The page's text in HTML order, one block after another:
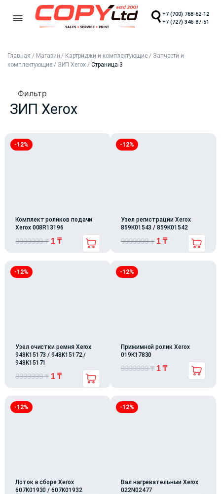
+7 (700) 768-62-12
+7 (727) 346-87-51
Главная / Магазин / Картриджи и комплектующие/ Запчасти и
комплектующие/ ЗИП Xerox /Страница 3
Фильтр
ЗИП Xerox
-12%
Комплект роликов подачи
Xerox 008R13196
9999999₸ 1 ₸
-12%
Узел регистрации Xerox
859K01543 / 859K01542
9999999₸ 1 ₸
-12%
Узел очистки ремня Xerox
948K15173 / 948K15172 /
948K15171
9999999₸ 1 ₸
-12%
Прижимной ролик Xerox
019K17830
9999999₸ 1 ₸
-12%
Лоток в сборе Xerox
607K01930 / 607K01932
-12%
Вал нагревательный Xerox
022N02477